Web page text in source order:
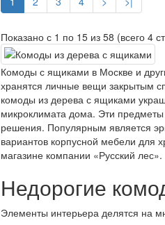
Показано с 1 по 15 из 58 (всего 4
Комоды с ящиками в Москве и
хранятся личные вещи закрытым
комоды из дерева с ящиками
микроклимата дома. Эти
решения. Популярным является
вариантов корпусной мебели для
магазине компании «Русский лес».
Недорогие
Элементы интерьера делятся на